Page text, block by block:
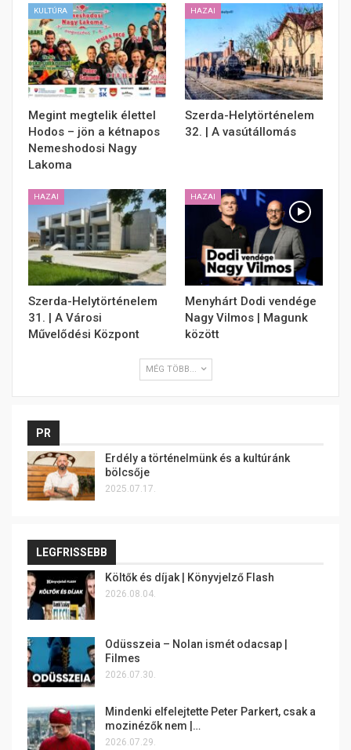
KULTÚRA
Megint megtelik élettel
Hodos – jön a kétnapos
Nemeshodosi Nagy
Lakoma
HAZAI
Szerda-Helytörténelem
32. | A vasútállomás
HAZAI
Szerda-Helytörténelem
31. | A Városi
Művelődési Központ
HAZAI
Menyhárt Dodi vendége
Nagy Vilmos | Magunk
között
MÉG TÖBB...
PR
Erdély a történelmünk és a kultúránk
bölcsője
2025.07.17.
LEGFRISSEBB
Költők és díjak | Könyvjelző Flash
2026.08.04.
Odüsszeia – Nolan ismét odacsap |
Filmes
2026.07.30.
Mindenki elfelejtette Peter Parkert, csak a
mozinézők nem |…
2026.07.29.